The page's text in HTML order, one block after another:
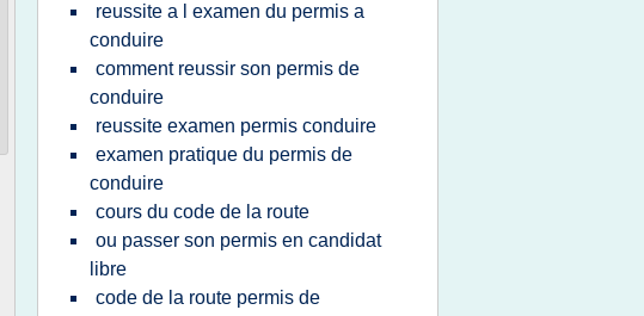
reussite a l examen du permis a
conduire
comment reussir son permis de
conduire
reussite examen permis conduire
examen pratique du permis de
conduire
cours du code de la route
ou passer son permis en candidat
libre
code de la route permis de